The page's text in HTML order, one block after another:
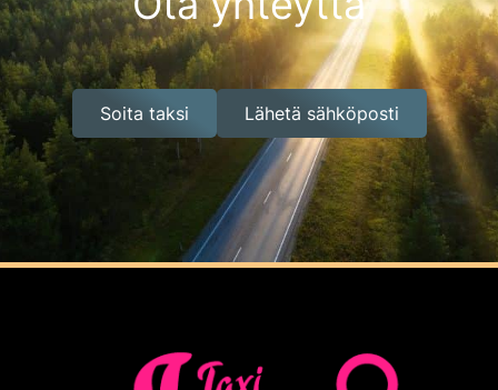
Soita taksi Lähetä sähköposti